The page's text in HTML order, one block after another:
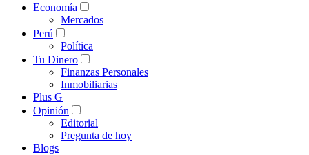
Economía
Mercados
Perú
Política
Tu Dinero
Finanzas Personales
Inmobiliarias
Plus G
Opinión
Editorial
Pregunta de hoy
Blogs